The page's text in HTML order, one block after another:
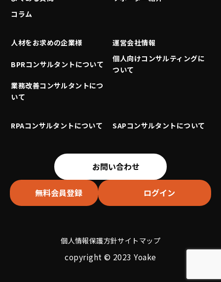
コラム
人材をお求めの企業様 運営会社情報
BPRコンサルタントについて
個人向けコンサルティングに
ついて
業務改善コンサルタントにつ
いて
RPAコンサルタントについて SAPコンサルタントについて
お問い合わせ
無料会員登録 ログイン
個人情報保護方針サイトマップ
copyright © 2023 Yoake